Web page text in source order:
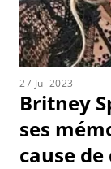
27 Jul 2023
Britney
ses
cause de